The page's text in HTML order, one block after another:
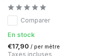
Comparer
En stock
€17,90 / per mètre
Taxes incluses